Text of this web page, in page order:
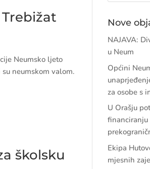
Neumsko ljeto
neumskom valom.
školsku
Nove
NAJAVA:
u Neum
Općini
za osobe s
U Orašju
financiranju
Ekipa
mjesnih